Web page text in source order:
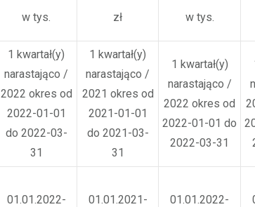
w tys. zł w tys.
1 kwartał(y)
narastająco /
2022 okres od
2022-01-01
do 2022-03-
31
1 kwartał(y)
narastająco /
2021 okres od
2021-01-01
do 2021-03-
31
1 kwartał(y)
narastająco /
2022 okres od
2022-01-01 do
2022-03-31
01.01.2022-
01.01.2021-
01.01.2022-